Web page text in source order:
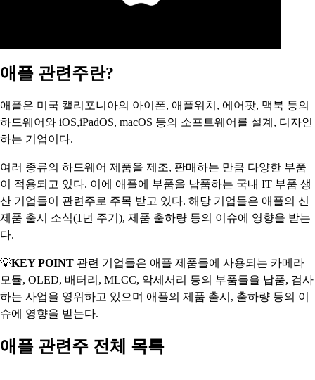
애플 관련주란?
애플은 미국 캘리포니아의 아이폰, 애플워치, 에어팟, 맥북 등의
하드웨어와 iOS,iPadOS, macOS 등의 소프트웨어를 설계, 디자인
하는 기업이다.
여러 종류의 하드웨어 제품을 제조, 판매하는 만큼 다양한 부품
이 적용되고 있다. 이에 애플에 부품을 납품하는 국내 IT 부품 생
산 기업들이 관련주로 주목 받고 있다. 해당 기업들은 애플의 신
제품 출시 소식(1년 주기), 제품 출하량 등의 이슈에 영향을 받는
다.
💡KEY POINT 관련 기업들은 애플 제품들에 사용되는 카메라
모듈, OLED, 배터리, MLCC, 악세서리 등의 부품들을 납품, 검사
하는 사업을 영위하고 있으며 애플의 제품 출시, 출하량 등의 이
슈에 영향을 받는다.
애플 관련주 전체 목록